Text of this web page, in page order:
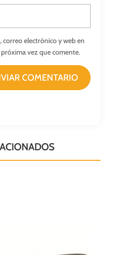
correo electrónico y web en
vez que comente.
COMENTARIO